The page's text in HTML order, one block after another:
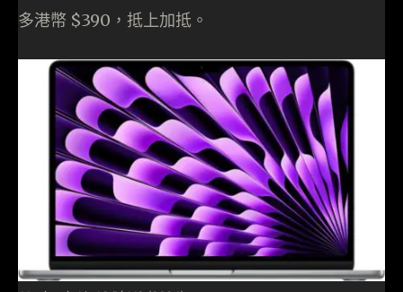
多港幣 $390，抵上加抵。